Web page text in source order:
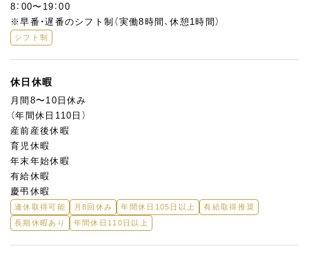
8：00〜19：00
※早番・遅番のシフト制（実働8時間、休憩1時間）
シフト制
休日休暇
月間8〜10日休み
（年間休日110日）
産前産後休暇
育児休暇
年末年始休暇
有給休暇
慶弔休暇
連休取得可能 月8回休み 年間休日105日以上
有給取得推奨
長期休暇あり
年間休日110日以上